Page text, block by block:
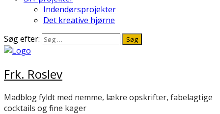
Indendørsprojekter
Det kreative hjørne
Søg efter:
Frk. Roslev
Madblog fyldt med nemme, lækre opskrifter, fabelagtige
cocktails og fine kager